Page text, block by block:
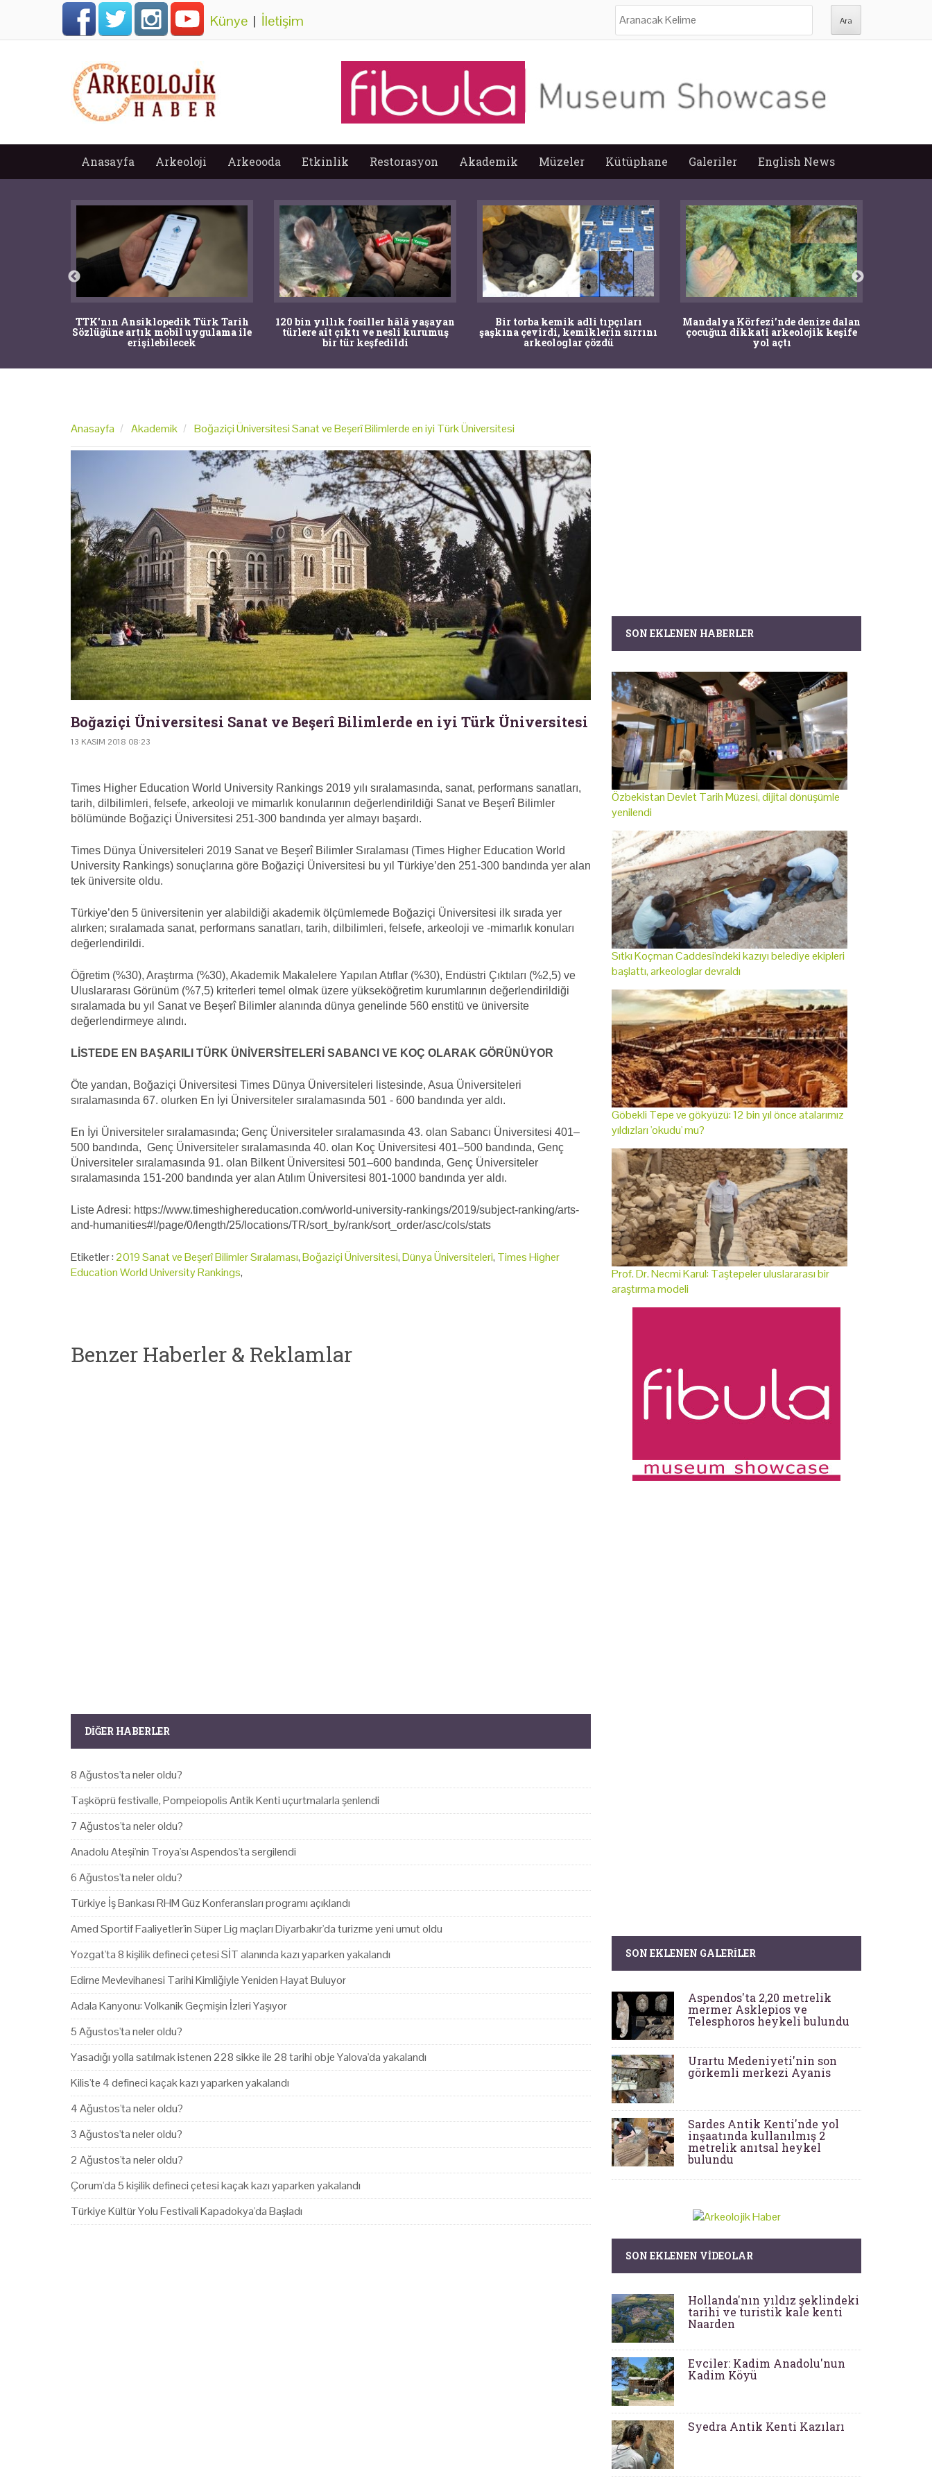
Künye | İletişim
Anasayfa Arkeoloji Arkeooda Etkinlik Restorasyon Akademik Müzeler Kütüphane Galeriler English News
TTK'nın Ansiklopedik Türk Tarih
Sözlüğüne artık mobil uygulama ile
erişilebilecek
120 bin yıllık fosiller hâlâ yaşayan
türlere ait çıktı ve nesli kurumuş
bir tür keşfedildi
Bir torba kemik adli tıpçıları
şaşkına çevirdi, kemiklerin sırrını
arkeologlar çözdü
Mandalya Körfezi’nde denize dalan
çocuğun dikkati arkeolojik keşife
yol açtı
Anasayfa Akademik Boğaziçi Üniversitesi Sanat ve Beşerî Bilimlerde en iyi Türk Üniversitesi
Boğaziçi Üniversitesi Sanat ve Beşerî Bilimlerde en iyi Türk Üniversitesi
13 KASIM 2018 08:23
Times Higher Education World University Rankings 2019 yılı sıralamasında, sanat, performans sanatları,
tarih, dilbilimleri, felsefe, arkeoloji ve mimarlık konularının değerlendirildiği Sanat ve Beşerî Bilimler
bölümünde Boğaziçi Üniversitesi 251-300 bandında yer almayı başardı.
Times Dünya Üniversiteleri 2019 Sanat ve Beşerî Bilimler Sıralaması (Times Higher Education World
University Rankings) sonuçlarına göre Boğaziçi Üniversitesi bu yıl Türkiye’den 251-300 bandında yer alan
tek üniversite oldu.
Türkiye’den 5 üniversitenin yer alabildiği akademik ölçümlemede Boğaziçi Üniversitesi ilk sırada yer
alırken; sıralamada sanat, performans sanatları, tarih, dilbilimleri, felsefe, arkeoloji ve -mimarlık konuları
değerlendirildi.
Öğretim (%30), Araştırma (%30), Akademik Makalelere Yapılan Atıflar (%30), Endüstri Çıktıları (%2,5) ve
Uluslararası Görünüm (%7,5) kriterleri temel olmak üzere yükseköğretim kurumlarının değerlendirildiği
sıralamada bu yıl Sanat ve Beşerî Bilimler alanında dünya genelinde 560 enstitü ve üniversite
değerlendirmeye alındı.
LİSTEDE EN BAŞARILI TÜRK ÜNİVERSİTELERİ SABANCI VE KOÇ OLARAK GÖRÜNÜYOR
Öte yandan, Boğaziçi Üniversitesi Times Dünya Üniversiteleri listesinde, Asua Üniversiteleri
sıralamasında 67. olurken En İyi Üniversiteler sıralamasında 501 - 600 bandında yer aldı.
En İyi Üniversiteler sıralamasında; Genç Üniversiteler sıralamasında 43. olan Sabancı Üniversitesi 401–
500 bandında, Genç Üniversiteler sıralamasında 40. olan Koç Üniversitesi 401–500 bandında, Genç
Üniversiteler sıralamasında 91. olan Bilkent Üniversitesi 501–600 bandında, Genç Üniversiteler
sıralamasında 151-200 bandında yer alan Atılım Üniversitesi 801-1000 bandında yer aldı.
Liste Adresi: https://www.timeshighereducation.com/world-university-rankings/2019/subject-ranking/arts-
and-humanities#!/page/0/length/25/locations/TR/sort_by/rank/sort_order/asc/cols/stats
Etiketler :2019 Sanat ve Beşerî Bilimler Sıralaması,Boğaziçi Üniversitesi,Dünya Üniversiteleri, Times Higher
Education World University Rankings,
Benzer Haberler & Reklamlar
DIĞER HABERLER
8 Ağustos'ta neler oldu?
Taşköprü festivalle, Pompeiopolis Antik Kenti uçurtmalarla şenlendi
7 Ağustos'ta neler oldu?
Anadolu Ateşi'nin Troya'sı Aspendos'ta sergilendi
6 Ağustos'ta neler oldu?
Türkiye İş Bankası RHM Güz Konferansları programı açıklandı
Amed Sportif Faaliyetler'in Süper Lig maçları Diyarbakır'da turizme yeni umut oldu
Yozgat'ta 8 kişilik defineci çetesi SİT alanında kazı yaparken yakalandı
Edirne Mevlevihanesi Tarihi Kimliğiyle Yeniden Hayat Buluyor
Adala Kanyonu: Volkanik Geçmişin İzleri Yaşıyor
5 Ağustos'ta neler oldu?
Yasadığı yolla satılmak istenen 228 sikke ile 28 tarihi obje Yalova'da yakalandı
Kilis'te 4 defineci kaçak kazı yaparken yakalandı
4 Ağustos'ta neler oldu?
3 Ağustos'ta neler oldu?
2 Ağustos'ta neler oldu?
Çorum'da 5 kişilik defineci çetesi kaçak kazı yaparken yakalandı
Türkiye Kültür Yolu Festivali Kapadokya'da Başladı
SON EKLENEN HABERLER
Özbekistan Devlet Tarih Müzesi, dijital dönüşümle
yenilendi
Sıtkı Koçman Caddesi'ndeki kazıyı belediye ekipleri
başlattı, arkeologlar devraldı
Göbekli Tepe ve gökyüzü: 12 bin yıl önce atalarımız
yıldızları 'okudu' mu?
Prof. Dr. Necmi Karul: Taştepeler uluslararası bir
araştırma modeli
SON EKLENEN GALERILER
Aspendos'ta 2,20 metrelik
mermer Asklepios ve
Telesphoros heykeli bulundu
Urartu Medeniyeti'nin son
görkemli merkezi Ayanis
Sardes Antik Kenti'nde yol
inşaatında kullanılmış 2
metrelik anıtsal heykel
bulundu
SON EKLENEN VIDEOLAR
Hollanda'nın yıldız şeklindeki
tarihi ve turistik kale kenti
Naarden
Evciler: Kadim Anadolu'nun
Kadim Köyü
Syedra Antik Kenti Kazıları